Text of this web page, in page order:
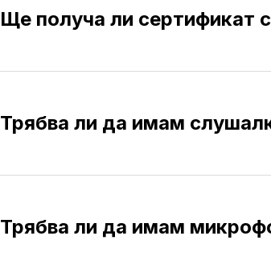
Ще получа ли сертификат
Трябва ли да имам
Трябва ли да имам